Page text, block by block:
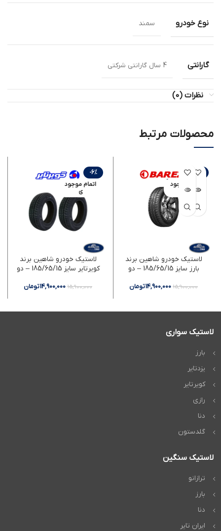
نوع خودرو سمند
گارانتی 4 سال گارانتی شرکتی
نظرات (0)
محصولات مرتبط
-6%
اتمام موجود
ی
لاستیک خودرو شاهین برند
بارز سایز 185/65/15 – دو
15,900,000
14,900,000تومان
-6%
اتمام موجود
ی
لاستیک خودرو شاهین برند
کویرتایر سایز 185/65/15 – دو
15,900,000
14,900,000تومان
لاستیک سواری
بارز
یزدتایر
کویرتایر
رازی
دنا
گلدستون
لاستیک سنگین
ترازانو
بارز
دنا
ایران تایر